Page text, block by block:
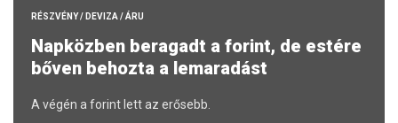
RÉSZVÉNY / DEVIZA / ÁRU
Napközben beragadt a forint, de estére
bőven behozta a lemaradást
A végén a forint lett az erősebb.